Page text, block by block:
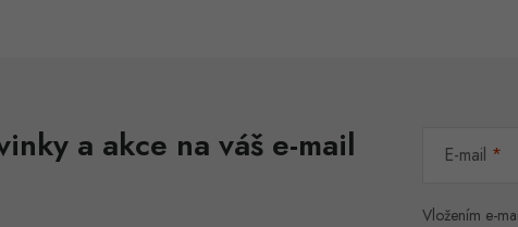
a akce na váš e-mail E-mail
Vložením e-